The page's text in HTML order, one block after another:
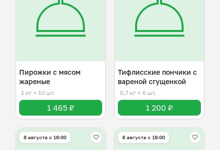
Пирожки с мясом
жареные
1 кг ≈ 10 шт.
1 465 ₽
Тифлисские пончики с
вареной сгущенкой
0,7 кг ≈ 6 шт.
1 200 ₽
8 августа с 18:00 8 августа с 18:00